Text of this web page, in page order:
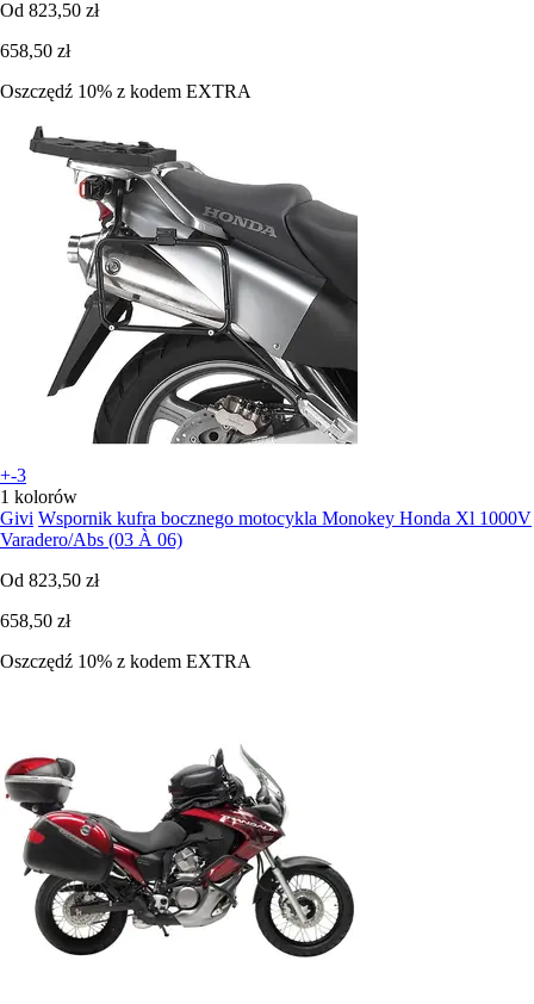
Od 823,50 zł
658,50 zł
Oszczędź 10% z kodem EXTRA
+-3
1 kolorów
Givi Wspornik kufra bocznego motocykla Monokey Honda Xl 1000V
Varadero/Abs (03 À 06)
Od 823,50 zł
658,50 zł
Oszczędź 10% z kodem EXTRA